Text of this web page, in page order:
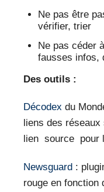
Ne pas être
vérifier, trier
Ne pas céder
fausses infos,
Des outils :
Décodex du
liens des
lien source pour
Newsguard :
rouge en fonction